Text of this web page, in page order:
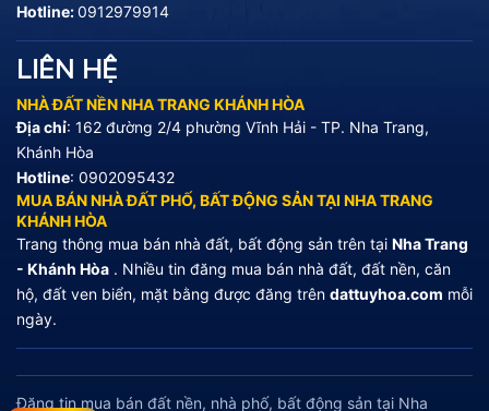
Hotline:0912979914
LIÊN HỆ
NHÀ ĐẤT NỀN NHA TRANG KHÁNH HÒA
Địa chỉ: 162 đường 2/4 phường Vĩnh Hải - TP. Nha Trang,
Khánh Hòa
Hotline: 0902095432
MUA BÁN NHÀ ĐẤT PHỐ, BẤT ĐỘNG SẢN TẠI NHA TRANG
KHÁNH HÒA
Trang thông mua bán nhà đất, bất động sản trên tại Nha Trang
- Khánh Hòa . Nhiều tin đăng mua bán nhà đất, đất nền, căn
hộ, đất ven biển, mặt bằng được đăng trên dattuyhoa.com mỗi
ngày.
Đăng tin mua bán đất nền, nhà phố, bất động sản tại Nha